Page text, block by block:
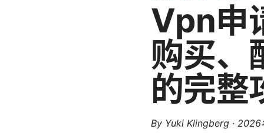
Vpn申
购买、
的完整
By Yuki Klingberg · 2026